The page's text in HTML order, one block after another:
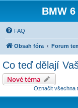
BMW
FAQ
Obsah fóra Forum
Co teď dělají
Nové téma
Označit všechna